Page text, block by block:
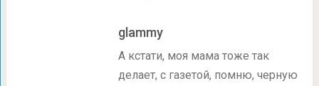
glammy
А кстати, моя мама тоже так
делает, с газетой, помню, черную